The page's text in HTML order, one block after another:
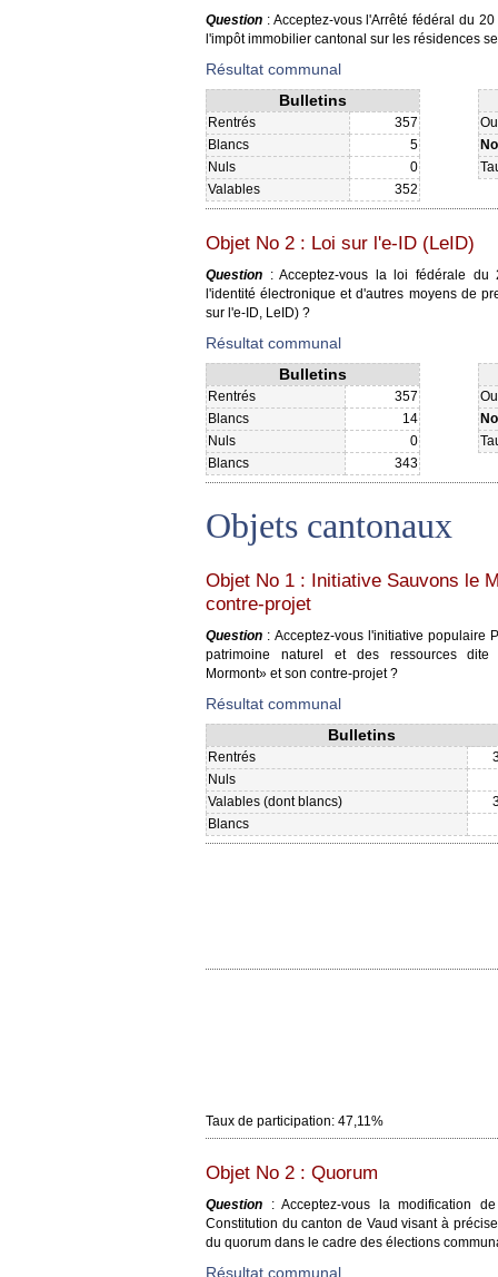
Question : Acceptez-vous l'Arrêté fédéral du
l'impôt immobilier cantonal sur les résidences
Résultat communal
Bulletins
Rentrés 357
Blancs
5
Nuls
0
Valables
352
Objet No 2 : Loi sur l'e-ID (LeID)
Question : Acceptez-vous la loi fédérale du
l'identité électronique et d'autres moyens de
sur l'e-ID, LeID) ?
Résultat communal
Bulletins
Rentrés 357
Blancs
14
Nuls
0
Blancs
343
Objets cantonaux
Objet No 1 : Initiative Sauvons le
contre-projet
Question : Acceptez-vous l'initiative populaire
patrimoine naturel et des ressources dite
Mormont» et son contre-projet ?
Résultat communal
Bulletins
Rentrés
Nuls
Valables (dont blancs)
Blancs
Taux de participation: 47,11%
Objet No 2 : Quorum
Question : Acceptez-vous la modification
Constitution du canton de Vaud visant à
du quorum dans le cadre des élections
Résultat communal